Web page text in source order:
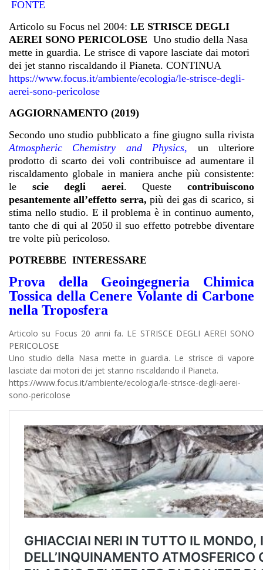
FONTE
Articolo su Focus nel 2004: LE STRISCE DEGLI
AEREI SONO PERICOLOSE Uno studio della Nasa
mette in guardia. Le strisce di vapore lasciate dai motori
dei jet stanno riscaldando il Pianeta. CONTINUA
https://www.focus.it/ambiente/ecologia/le-strisce-degli-
aerei-sono-pericolose
AGGIORNAMENTO (2019)
Secondo uno studio pubblicato a fine giugno sulla rivista
Atmospheric Chemistry and Physics,
un ulteriore
prodotto di scarto dei voli contribuisce ad aumentare il
riscaldamento globale in maniera anche più consistente:
le scie degli aerei. Questecontribuiscono
pesantemente all’effetto serra, più dei gas di scarico, si
stima nello studio. E il problema è in continuo aumento,
tanto che di qui al 2050 il suo effetto potrebbe diventare
tre volte più pericoloso.
POTREBBE INTERESSARE
Prova della Geoingegneria Chimica
Tossica della Cenere Volante di Carbone
nella Troposfera
Articolo su Focus 20 anni fa. LE STRISCE DEGLI AEREI SONO
PERICOLOSE
Uno studio della Nasa mette in guardia. Le strisce di vapore
lasciate dai motori dei jet stanno riscaldando il Pianeta.
https://www.focus.it/ambiente/ecologia/le-strisce-degli-aerei-
sono-pericolose